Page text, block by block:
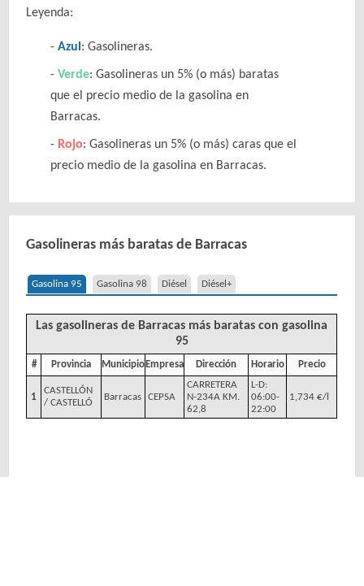
Leyenda:
Azul : Gasolineras.
Verde: Gasolineras un 5% (o más) baratas
que el precio medio de la gasolina en
Barracas.
Rojo: Gasolineras un 5% (o más) caras que el
precio medio de la gasolina en Barracas.
Gasolineras más baratas de Barracas
Gasolina 95 Gasolina 98 Diésel Diésel+
Las gasolineras de Barracas más baratas con gasolina
95
# Provincia Municipio Empresa Dirección Horario Precio
1
CASTELLÓN
/ CASTELLÓ
Barracas CEPSA
CARRETERA
N-234A KM.
62,8
L-D:
06:00-
22:00
1,734 €/l